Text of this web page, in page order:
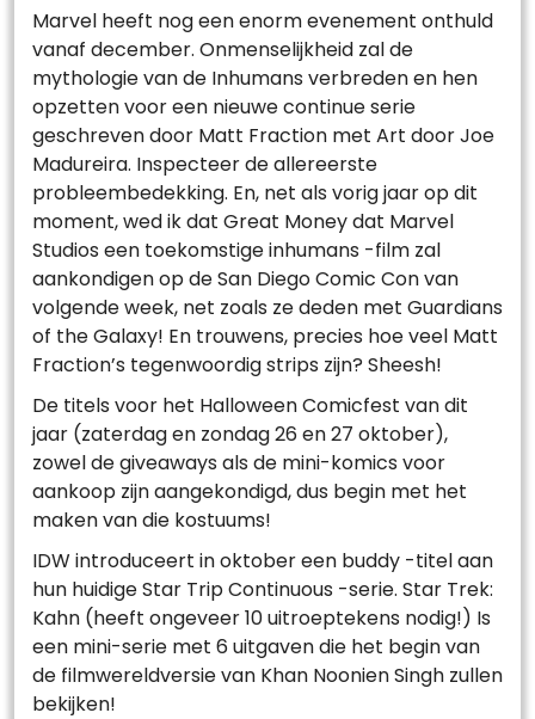
Marvel heeft nog een enorm evenement onthuld
vanaf december. Onmenselijkheid zal de
mythologie van de Inhumans verbreden en hen
opzetten voor een nieuwe continue serie
geschreven door Matt Fraction met Art door Joe
Madureira. Inspecteer de allereerste
probleembedekking. En, net als vorig jaar op dit
moment, wed ik dat Great Money dat Marvel
Studios een toekomstige inhumans -film zal
aankondigen op de San Diego Comic Con van
volgende week, net zoals ze deden met Guardians
of the Galaxy! En trouwens, precies hoe veel Matt
Fraction’s tegenwoordig strips zijn? Sheesh!
De titels voor het Halloween Comicfest van dit
jaar (zaterdag en zondag 26 en 27 oktober),
zowel de giveaways als de mini-komics voor
aankoop zijn aangekondigd, dus begin met het
maken van die kostuums!
IDW introduceert in oktober een buddy -titel aan
hun huidige Star Trip Continuous -serie. Star Trek:
Kahn (heeft ongeveer 10 uitroeptekens nodig!) Is
een mini-serie met 6 uitgaven die het begin van
de filmwereldversie van Khan Noonien Singh zullen
bekijken!